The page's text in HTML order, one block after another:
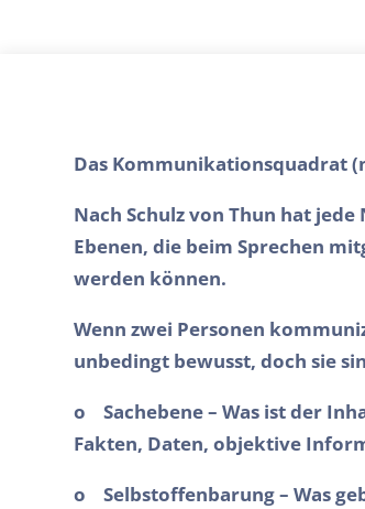
Das Kommunikationsquadrat
Nach Schulz von Thun hat
Ebenen, die beim Sprechen
werden können.
Wenn zwei Personen
unbedingt bewusst, doch sie
o
Sachebene – Was ist der
Fakten, Daten, objektive
o
Selbstoffenbarung – Was